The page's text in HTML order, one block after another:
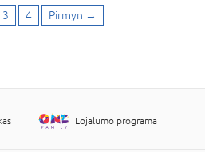
3 4 Pirmyn →
Lojalumo programa